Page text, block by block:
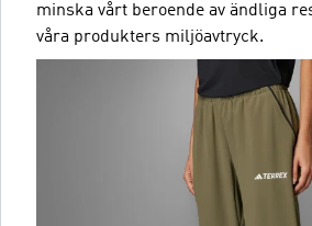
minska vårt beroende av ändliga
våra produkters miljöavtryck.